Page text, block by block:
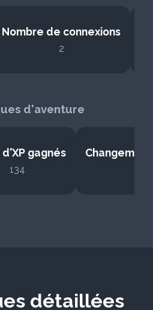
Nombre de connexions
2
d'aventure
d'XP gagnés
134
détaillées